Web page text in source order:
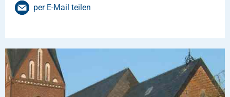
per E-Mail teilen